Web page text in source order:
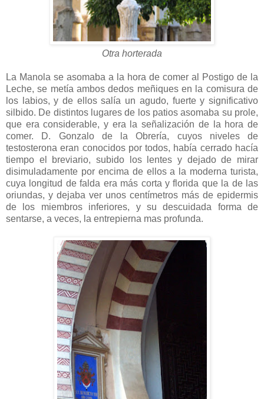
Otra horterada
La Manola se asomaba a la hora de comer al Postigo de la
Leche, se metía ambos dedos meñiques en la comisura de
los labios, y de ellos salía un agudo, fuerte y significativo
silbido. De distintos lugares de los patios asomaba su prole,
que era considerable, y era la señalización de la hora de
comer. D. Gonzalo de la Obrería, cuyos niveles de
testosterona eran conocidos por todos, había cerrado hacía
tiempo el breviario, subido los lentes y dejado de mirar
disimuladamente por encima de ellos a la moderna turista,
cuya longitud de falda era más corta y florida que la de las
oriundas, y dejaba ver unos centímetros más de epidermis
de los miembros inferiores, y su descuidada forma de
sentarse, a veces, la entrepierna mas profunda.